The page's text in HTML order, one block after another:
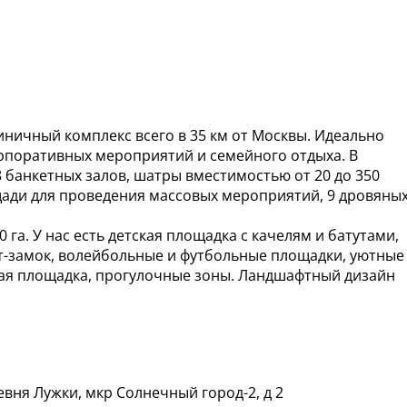
комплекс всего в 35 км от Москвы. Идеально
мероприятий и семейного отдыха. В
залов, шатры вместимостью от 20 до 350
для проведения массовых мероприятий, 9
У нас есть детская площадка с качелям и батутами,
замок, волейбольные и футбольные площадки, уютные
площадка, прогулочные зоны. Ландшафтный дизайн
Лужки, мкр Солнечный город-2, д 2